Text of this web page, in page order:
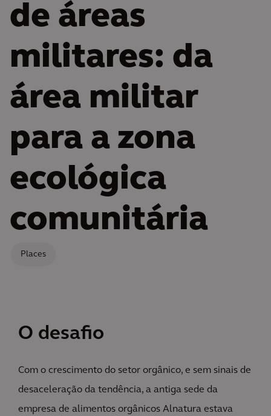
de áreas
militares: da
área militar
para a zona
ecológica
comunitária
Places
O desafio
Com o crescimento do setor orgânico, e sem sinais de
desaceleração da tendência, a antiga sede da
empresa de alimentos orgânicos Alnatura estava